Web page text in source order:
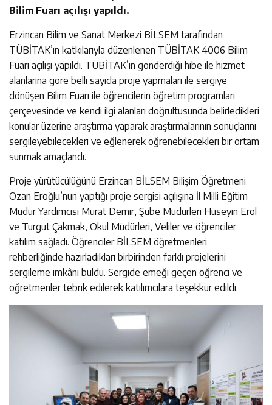
Bilim Fuarı açılışı yapıldı.
Erzincan Bilim ve Sanat Merkezi BİLSEM tarafından
TÜBİTAK’ın katkılarıyla düzenlenen TÜBİTAK 4006 Bilim
Fuarı açılışı yapıldı. TÜBİTAK’ın gönderdiği hibe ile hizmet
alanlarına göre belli sayıda proje yapmaları ile sergiye
dönüşen Bilim Fuarı ile öğrencilerin öğretim programları
çerçevesinde ve kendi ilgi alanları doğrultusunda belirledikleri
konular üzerine araştırma yaparak araştırmalarının sonuçlarını
sergileyebilecekleri ve eğlenerek öğrenebilecekleri bir ortam
sunmak amaçlandı.
Proje yürütücülüğünü Erzincan BİLSEM Bilişim Öğretmeni
Ozan Eroğlu’nun yaptığı proje sergisi açılışına İl Milli Eğitim
Müdür Yardımcısı Murat Demir, Şube Müdürleri Hüseyin Erol
ve Turgut Çakmak, Okul Müdürleri, Veliler ve öğrenciler
katılım sağladı. Öğrenciler BİLSEM öğretmenleri
rehberliğinde hazırladıkları birbirinden farklı projelerini
sergileme imkânı buldu. Sergide emeği geçen öğrenci ve
öğretmenler tebrik edilerek katılımcılara teşekkür edildi.